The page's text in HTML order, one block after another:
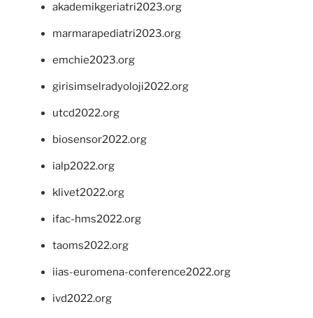
akademikgeriatri2023.org
marmarapediatri2023.org
emchie2023.org
girisimselradyoloji2022.org
utcd2022.org
biosensor2022.org
ialp2022.org
klivet2022.org
ifac-hms2022.org
taoms2022.org
iias-euromena-conference2022.org
ivd2022.org